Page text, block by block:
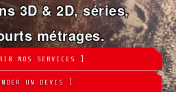
3D & 2D, séries,
métrages.
NOS SERVICES ]
UN DEVIS ]